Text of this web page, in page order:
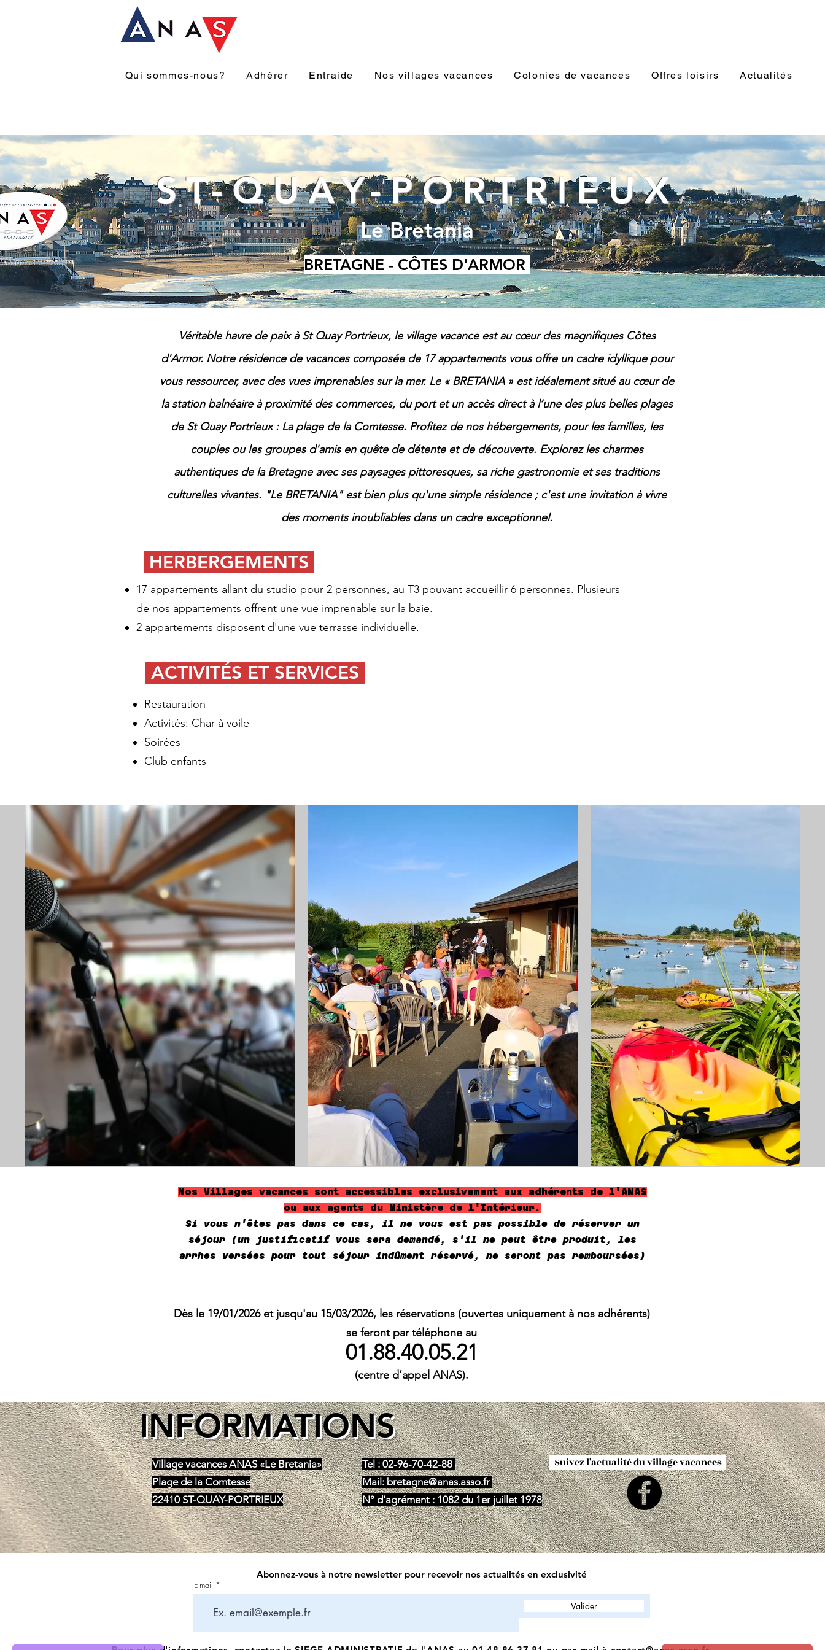
Qui sommes-nous? Adhérer Entraide Nos villages vacances Colonies de vacances Offres loisirs Actualités
ST-QUAY-PORTRIEUX
Le Bretania
BRETAGNE - CÔTES D'ARMOR
Véritable havre de paix à St Quay Portrieux, le village vacance est au cœur des magnifiques Côtes
d'Armor. Notre résidence de vacances composée de 17 appartements vous offre un cadre idyllique pour
vous ressourcer, avec des vues imprenables sur la mer. Le « BRETANIA » est idéalement situé au cœur de
la station balnéaire à proximité des commerces, du port et un accès direct à l’une des plus belles plages
de St Quay Portrieux : La plage de la Comtesse. Profitez de nos hébergements, pour les familles, les
couples ou les groupes d'amis en quête de détente et de découverte. Explorez les charmes
authentiques de la Bretagne avec ses paysages pittoresques, sa riche gastronomie et ses traditions
culturelles vivantes. "Le BRETANIA" est bien plus qu'une simple résidence ; c'est une invitation à vivre
des moments inoubliables dans un cadre exceptionnel.
HERBERGEMENTS
17 appartements allant du studio pour 2 personnes, au T3 pouvant accueillir 6 personnes. Plusieurs
de nos appartements offrent une vue imprenable sur la baie.
2 appartements disposent d'une vue terrasse individuelle.
ACTIVITÉS ET SERVICES
Restauration
Activités: Char à voile ​
Soirées
Club enfants
Nos Villages vacances sont accessibles exclusivement aux adhérents de l'ANAS
ou aux agents du Ministère de l'Intérieur.
Si vous n'êtes pas dans ce cas, il ne vous est pas possible de réserver un
séjour (un justificatif vous sera demandé, s'il ne peut être produit, les
arrhes versées pour tout séjour indûment réservé, ne seront pas remboursées)
Dès le 19/01/2026 et jusqu'au 15/03/2026, les réservations (ouvertes uniquement à nos adhérents)
se feront par téléphone au
01.88.40.05.21
(centre d’appel ANAS).
INFORMATIONS
Village vacances ANAS «Le Bretania»
Plage de la Comtesse
22410 ST-QUAY-PORTRIEUX
Tel : 02-96-70-42-88
Mail: bretagne@anas.asso.fr
N° d’agrément : 1082 du 1er juillet 1978
Suivez l'actualité du village vacances
Abonnez-vous à notre newsletter pour recevoir nos actualités en exclusivité
E-mail
Valider